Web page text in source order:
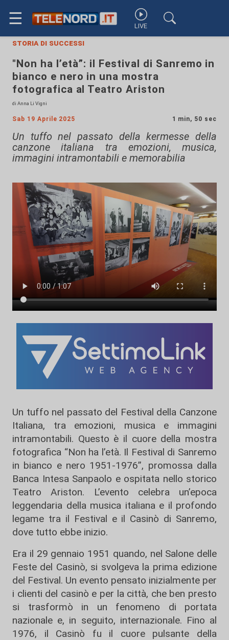
☰ LIVE
storia di successi
"Non ha l’età”: il Festival di Sanremo in
bianco e nero in una mostra
fotografica al Teatro Ariston
di Anna Li Vigni
Sab 19 Aprile 2025 1 min, 50 sec
Un tuffo nel passato della kermesse della
canzone italiana tra emozioni, musica,
immagini intramontabili e memorabilia
Un tuffo nel passato del Festival della Canzone
Italiana, tra emozioni, musica e immagini
intramontabili. Questo è il cuore della mostra
fotografica “Non ha l’età. Il Festival di Sanremo
in bianco e nero 1951-1976”, promossa dalla
Banca Intesa Sanpaolo e ospitata nello storico
Teatro Ariston. L’evento celebra un’epoca
leggendaria della musica italiana e il profondo
legame tra il Festival e il Casinò di Sanremo,
dove tutto ebbe inizio.
Era il 29 gennaio 1951 quando, nel Salone delle
Feste del Casinò, si svolgeva la prima edizione
del Festival. Un evento pensato inizialmente per
i clienti del casinò e per la città, che ben presto
si trasformò in un fenomeno di portata
nazionale e, in seguito, internazionale. Fino al
1976, il Casinò fu il cuore pulsante della